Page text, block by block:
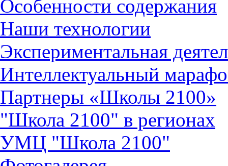
Особенности содержания
Наши технологии
Экспериментальная
Интеллектуальный
Партнеры «Школы 2100»
"Школа 2100" в регионах
УМЦ "Школа 2100"